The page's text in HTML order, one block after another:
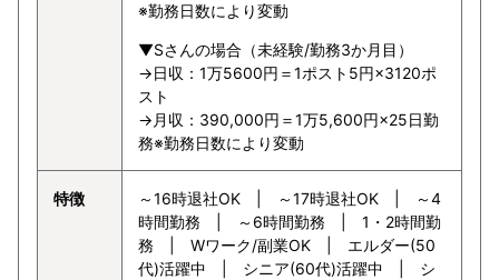
※勤務日数により変動
▼Sさんの場合（未経験/勤務3か月目）
→日収：1万5600円＝1ポスト5円×3120ポ
スト
→月収：390,000円＝1万5,600円×25日勤
務※勤務日数により変動
特徴
～16時退社OK | ～17時退社OK | ～4
時間勤務 | ～6時間勤務 | 1・2時間勤
務 | Wワーク/副業OK | エルダー(50
代)活躍中 | シニア(60代)活躍中 | シ